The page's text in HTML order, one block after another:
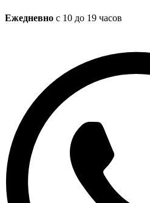
Ежедневно с 10 до 19 часов